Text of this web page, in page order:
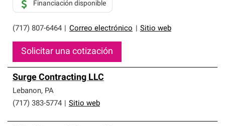
(717) 807-6464 Correo electrónico Sitio web
Financiación disponible
Solicitar una cotización
Surge Contracting LLC
Lebanon, PA
(717) 383-5774
Sitio web